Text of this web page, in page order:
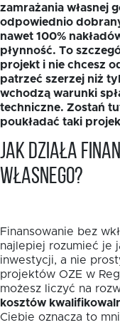
zamrażania własnej
odpowiednio
nawet 100%
płynność. To
projekt i nie chcesz
patrzeć szerzej niż
wchodzą warunki
techniczne. Zostań
poukładać taki
Jak działa
własnego?
Finansowanie bez
najlepiej rozumieć je
inwestycji, a nie
projektów OZE w
możesz liczyć na
kosztów
Ciebie oznacza to